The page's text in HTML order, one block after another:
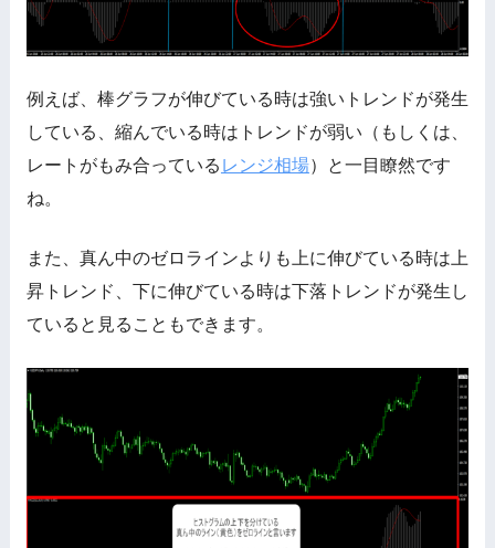
例えば、棒グラフが伸びている時は強いトレンドが発生
している、縮んでいる時はトレンドが弱い（もしくは、
レートがもみ合っている レンジ相場）と一目瞭然です
ね。
また、真ん中のゼロラインよりも上に伸びている時は上
昇トレンド、下に伸びている時は下落トレンドが発生し
ていると見ることもできます。